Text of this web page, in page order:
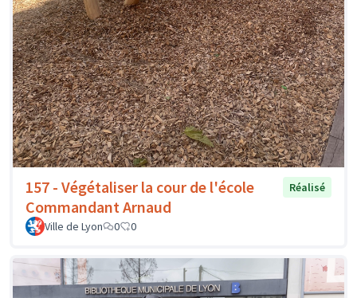
157 - Végétaliser la cour de l'école
Commandant Arnaud
Réalisé
Ville de Lyon 0 0